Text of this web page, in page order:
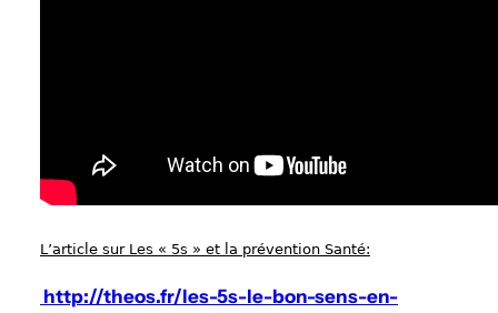
L’article sur Les « 5s » et la prévention Santé:
http://theos.fr/les-5s-le-bon-sens-en-